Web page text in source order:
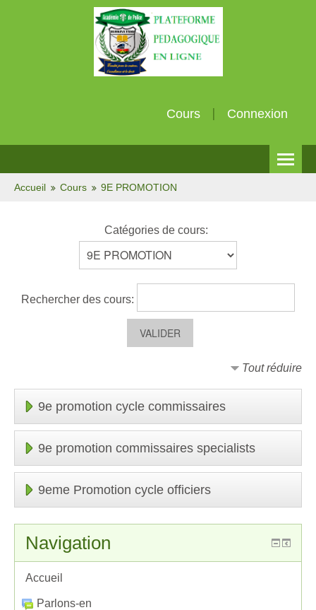
Cours Connexion
Français (fr)
Accueil Cours 9E PROMOTION
Catégories de cours:
Rechercher des cours:
Tout réduire
9e promotion cycle commissaires
9e promotion commissaires specialists
9eme Promotion cycle officiers
Navigation
Accueil
Parlons-en